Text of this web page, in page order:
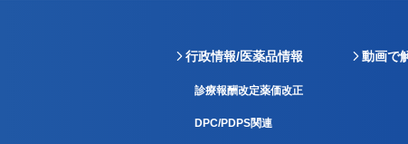
行政情報/医薬品情報
診療報酬改定薬価改正
DPC/PDPS関連
動画で